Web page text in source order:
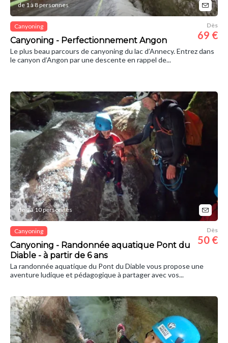
de 1 à 8 personnes
Canyoning
Canyoning - Perfectionnement Angon
Dès
69 €
Le plus beau parcours de canyoning du lac d’Annecy. Entrez dans
le canyon d’Angon par une descente en rappel de...
de 1 à 10 personnes
Canyoning
Canyoning - Randonnée aquatique Pont du
Diable - à partir de 6 ans
Dès
50 €
La randonnée aquatique du Pont du Diable vous propose une
aventure ludique et pédagogique à partager avec vos...